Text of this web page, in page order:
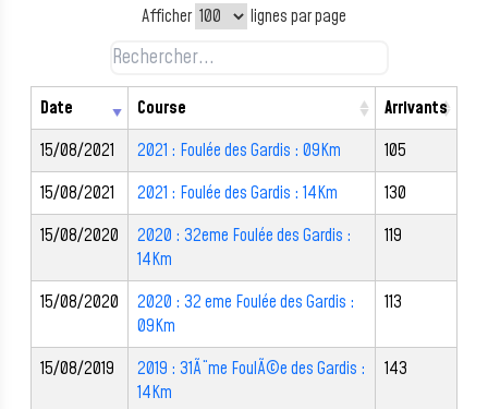
Afficher lignes par page
Date Course
Arrivants
15/08/2021
2021 : Foulée des Gardis : 09Km
105
15/08/2021
2021 : Foulée des Gardis : 14Km
130
15/08/2020
2020 : 32eme Foulée des Gardis :
14Km
119
15/08/2020
2020 : 32 eme Foulée des Gardis :
09Km
113
15/08/2019
2019 : 31Ã¨me FoulÃ©e des Gardis :
14Km
143